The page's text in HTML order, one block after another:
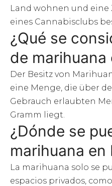
Land wohnen und eine
eines Cannabisclubs
¿Qué se
de marihuana
Der Besitz von
eine Menge, die über
Gebrauch erlaubten
Gramm liegt.
¿Dónde se
marihuana en
La marihuana solo se
espacios privados,